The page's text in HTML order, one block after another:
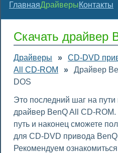
ГлавнаяДрайверыКонтакты
Скачать драйвер
Драйверы » CD-DVD
All CD-ROM
»
Драйвер
DOS
Это последний шаг на пути
драйвер BenQ All CD-
путь и наконец сможете
для CD-DVD привода
Рекомендуем